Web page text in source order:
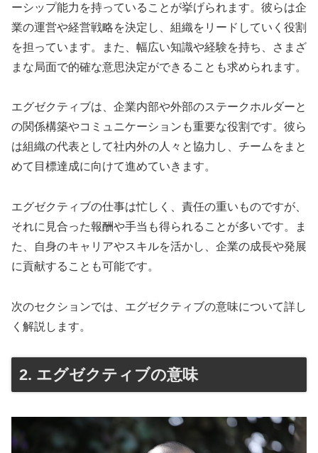
ーシップ能力を持っていることが挙げられます。彼らは企
業の運営や経営戦略を決定し、組織をリードしていく役割
を担っています。また、幅広い知識や経験を持ち、さまざ
まな局面で的確な意思決定ができることも求められます。
エグゼクティブは、企業内部や外部のステークホルダーと
の関係構築やコミュニケーションも重要な役割です。彼ら
は組織の代表として社内外の人々と協力し、チームをまと
めて目標達成に向けて進めていきます。
エグゼクティブの仕事は忙しく、責任の重いものですが、
それに見合った報酬や手当も得られることが多いです。ま
た、自身のキャリアやスキルを活かし、企業の成長や発展
に貢献することも可能です。
次のセクションでは、エグゼクティブの意味について詳し
く解説します。
2. エグゼクティブの意味